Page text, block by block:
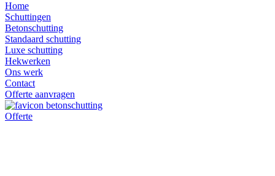
Home
Schuttingen
Betonschutting
Standaard schutting
Luxe schutting
Hekwerken
Ons werk
Contact
Offerte aanvragen
Offerte